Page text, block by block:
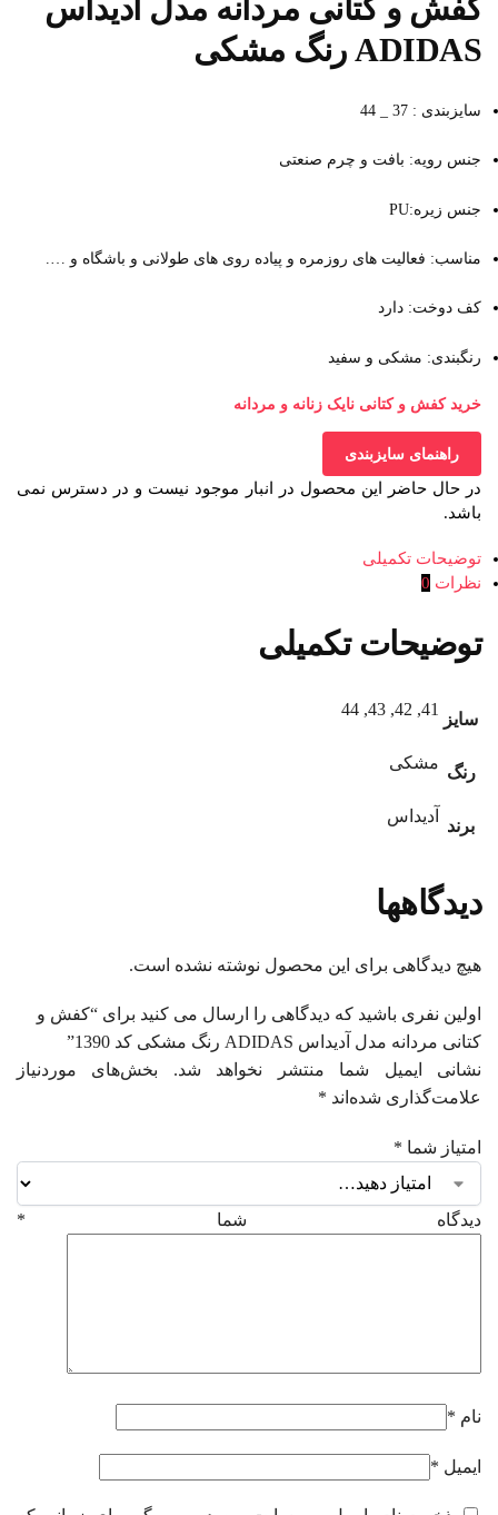
کفش و کتانی مردانه مدل آدیداس
ADIDAS رنگ مشکی
سایزبندی : 37 _ 44
جنس رویه: بافت و چرم صنعتی
جنس زیره:PU
مناسب: فعالیت های روزمره و پیاده روی های طولانی و باشگاه و ….
کف دوخت: دارد
رنگبندی: مشکی و سفید
خرید کفش و کتانی نایک زنانه و مردانه
راهنمای سایزبندی
در حال حاضر این محصول در انبار موجود نیست و در دسترس نمی
باشد.
توضیحات تکمیلی
نظرات 0
توضیحات تکمیلی
سایز
41, 42, 43, 44
رنگ
مشکی
برند
آدیداس
دیدگاهها
هیچ دیدگاهی برای این محصول نوشته نشده است.
اولین نفری باشید که دیدگاهی را ارسال می کنید برای “کفش و
کتانی مردانه مدل آدیداس ADIDAS رنگ مشکی کد 1390”
نشانی ایمیل شما منتشر نخواهد شد.
بخش‌های موردنیاز
علامت‌گذاری شده‌اند *
امتیاز شما *
دیدگاه شما *
نام *
ایمیل *